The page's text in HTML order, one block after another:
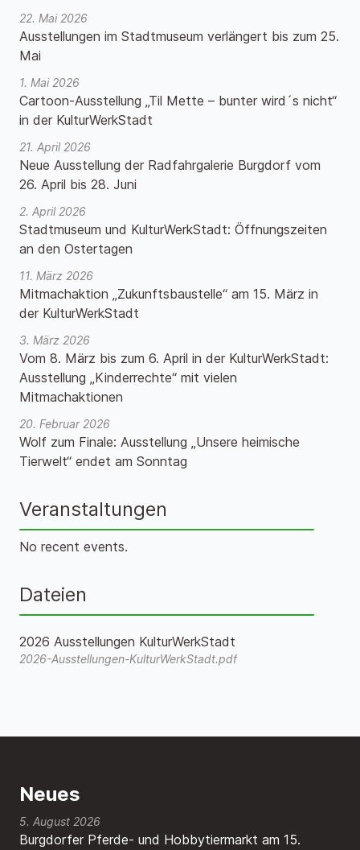
22. Mai 2026
Ausstellungen im Stadtmuseum verlängert bis zum 25.
Mai
1. Mai 2026
Cartoon-Ausstellung „Til Mette – bunter wird´s nicht“
in der KulturWerkStadt
21. April 2026
Neue Ausstellung der Radfahrgalerie Burgdorf vom
26. April bis 28. Juni
2. April 2026
Stadtmuseum und KulturWerkStadt: Öffnungszeiten
an den Ostertagen
11. März 2026
Mitmachaktion „Zukunftsbaustelle“ am 15. März in
der KulturWerkStadt
3. März 2026
Vom 8. März bis zum 6. April in der KulturWerkStadt:
Ausstellung „Kinderrechte“ mit vielen
Mitmachaktionen
20. Februar 2026
Wolf zum Finale: Ausstellung „Unsere heimische
Tierwelt“ endet am Sonntag
Veranstaltungen
No recent events.
Dateien
2026 Ausstellungen KulturWerkStadt
2026-Ausstellungen-KulturWerkStadt.pdf
Neues
Burgdorfer Pferde- und Hobbytiermarkt am 15.
5. August 2026